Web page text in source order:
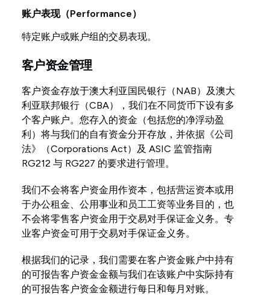
账户表现（Performance）
特定账户或账户组的交易表现。
客户资金管理
客户资金存放于澳大利亚国民银行（NAB）及澳大
利亚联邦银行（CBA），我们在不同货币下设有多
个客户账户。您存入的资金（包括您的净浮动盈
利）将与我们的自有资金分开存放，并依据《公司
法》（Corporations Act）及 ASIC 监管指南
RG212 与 RG227 的要求进行管理。
我们不会将客户资金用作资本，包括营运资本或用
于办公租金、公用事业和员工工资等业务目的，也
不会将零售客户资金用于交易对手保证金义务。专
业客户资金可用于交易对手保证金义务。
根据我们的记录，我们需要在客户资金账户中持有
的可报告客户资金金额与我们在该账户中实际持有
的可报告客户资金金额进行每日和每月对账。